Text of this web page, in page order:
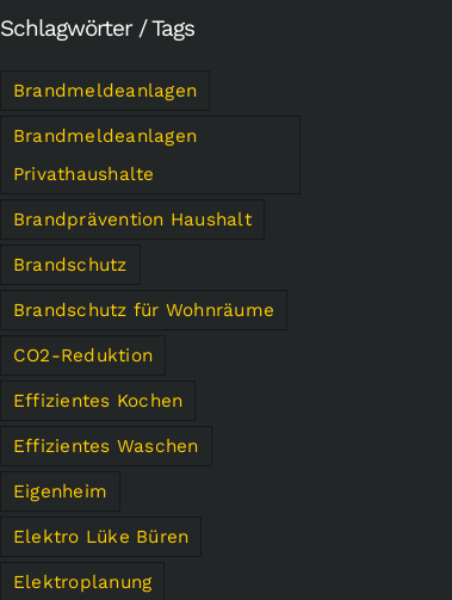
Schlagwörter / Tags
Brandmeldeanlagen
Brandmeldeanlagen
Privathaushalte
Brandprävention Haushalt
Brandschutz
Brandschutz für Wohnräume
CO2-Reduktion
Effizientes Kochen
Effizientes Waschen
Eigenheim
Elektro Lüke Büren
Elektroplanung